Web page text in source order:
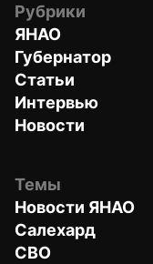
Рубрики
ЯНАО
Губернатор
Статьи
Интервью
Новости
Темы
Новости ЯНАО
Салехард
СВО